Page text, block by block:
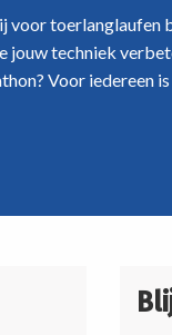
voor toerlanglaufen
jouw techniek
Voor iedereen